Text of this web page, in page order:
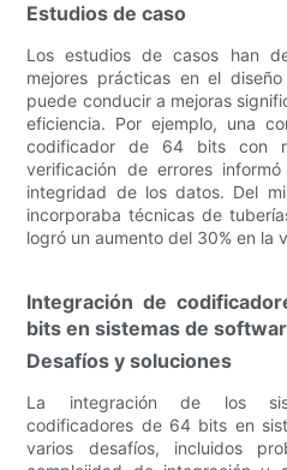
Estudios de caso
Los estudios de casos han
mejores prácticas en el
puede conducir a mejoras
eficiencia. Por ejemplo, una
codificador de 64 bits con
verificación de errores
integridad de los datos. Del
incorporaba técnicas de
logró un aumento del 30% en la
Integración de
bits en sistemas de
Desafíos y soluciones
La integración de los
codificadores de 64 bits en
varios desafíos, incluidos